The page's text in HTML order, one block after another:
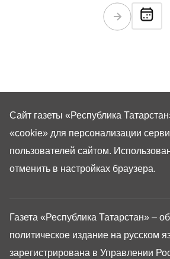
Газета «Республика Татарстан» –
политическое издание на русском
зарегистрирована в Управлении
Сайт газеты «Республика
«cookie» для персонализации
пользователей сайтом.
отменить в настройках браузера.